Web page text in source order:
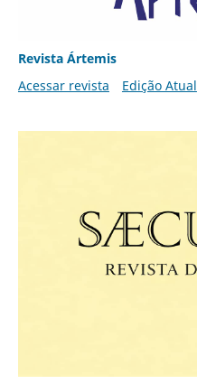
Revista Ártemis
Acessar revista
Edição Atual